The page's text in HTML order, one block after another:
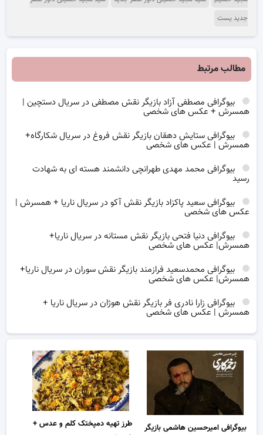
جدید یست
مطالب مرتبط
بیوگرافی مصطفی آزاد بازیگر نقش مصطفی در سریال دستچین |
همسرش + عکس های شخصی
بیوگرافی ستایش دهقان بازیگر نقش فروغ در سریال شکارگاه+
همسرش | عکس های شخصی
بیوگرافی محمد مهدی طهرانچی دانشمند هسته ای به شهادت
رسید
بیوگرافی سعید پاکزاد بازیگر نقش آکو در سریال ناریا + همسرش |
عکس های شخصی
بیوگرافی دنیا فتحی بازیگر نقش مستانه در سریال ناریا+
همسرش| عکس های شخصی
بیوگرافی محمدسعید فرازمند بازیگر نقش سوران در سریال ناریا+
همسرش| عکس های شخصی
بیوگرافی زارا نادری فر بازیگر نقش هوژان در سریال ناریا +
همسرش | عکس های شخصی
بیوگرافی امیرحسین هاشمی بازیگر
طرز تهیه دمپختک کلم و عدس +